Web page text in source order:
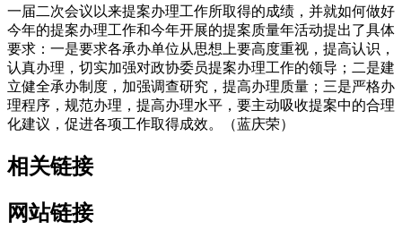
一届二次会议以来提案办理工作所取得的成绩，并就如何做好
今年的提案办理工作和今年开展的提案质量年活动提出了具体
要求：一是要求各承办单位从思想上要高度重视，提高认识，
认真办理，切实加强对政协委员提案办理工作的领导；二是建
立健全承办制度，加强调查研究，提高办理质量；三是严格办
理程序，规范办理，提高办理水平，要主动吸收提案中的合理
化建议，促进各项工作取得成效。（蓝庆荣）
相关链接
网站链接